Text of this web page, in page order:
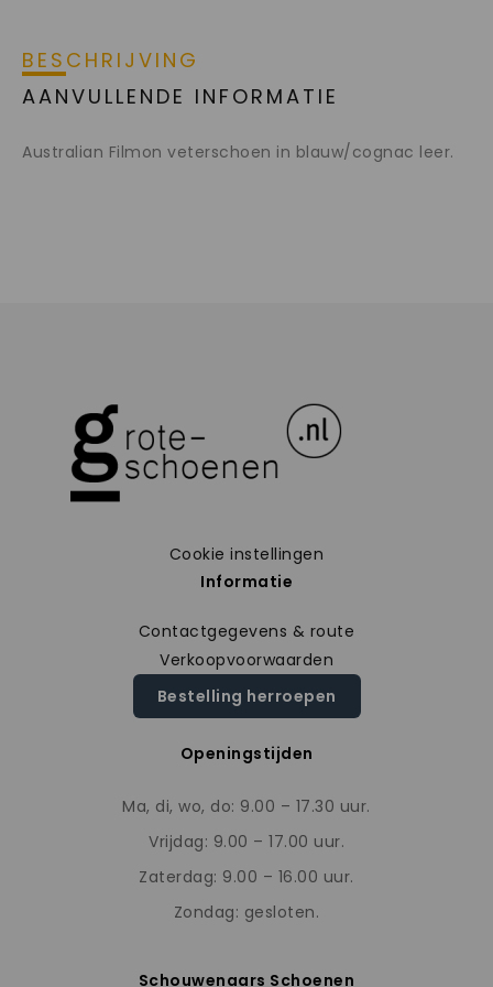
BESCHRIJVING
AANVULLENDE INFORMATIE
Australian Filmon veterschoen in blauw/cognac leer.
Cookie instellingen
Informatie
Contactgegevens & route
Verkoopvoorwaarden
Bestelling herroepen
Openingstijden
Ma, di, wo, do: 9.00 – 17.30 uur.
Vrijdag: 9.00 – 17.00 uur.
Zaterdag: 9.00 – 16.00 uur.
Zondag: gesloten.
Schouwenaars Schoenen